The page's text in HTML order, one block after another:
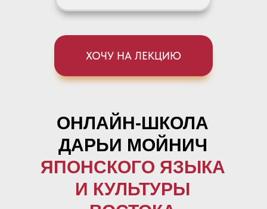
ХОЧУ НА ЛЕКЦИЮ
ОНЛАЙН-ШКОЛА
ДАРЬИ МОЙНИЧ
ЯПОНСКОГО ЯЗЫКА
И КУЛЬТУРЫ